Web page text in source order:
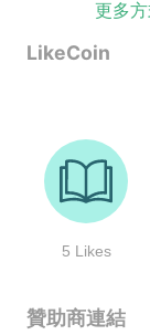
更多
LikeCoin
贊助商連結